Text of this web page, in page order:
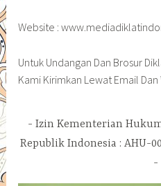
Website :
Untuk Undangan Dan Brosur
Kami Kirimkan Lewat Email Dan
Izin Kementerian
Republik Indonesia : AHU-